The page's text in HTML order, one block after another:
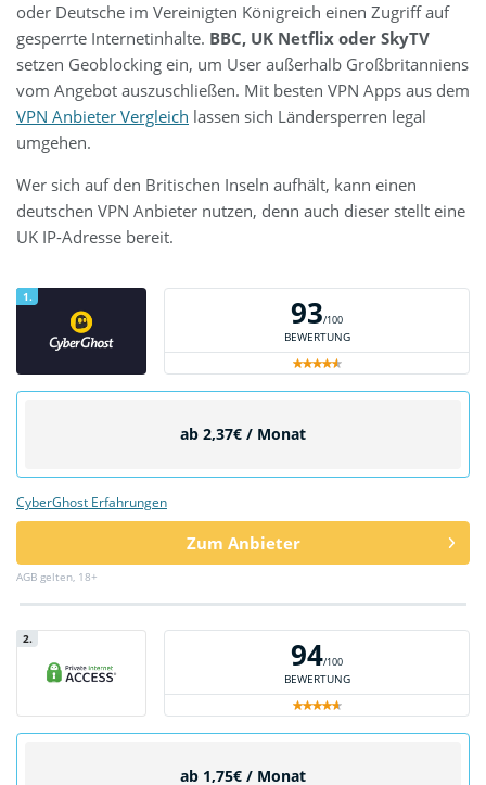
oder Deutsche im Vereinigten Königreich einen Zugriff auf
gesperrte Internetinhalte. BBC, UK Netflix oder SkyTV
setzen Geoblocking ein, um User außerhalb Großbritanniens
vom Angebot auszuschließen. Mit besten VPN Apps aus dem
VPN Anbieter Vergleich lassen sich Ländersperren legal
umgehen.
Wer sich auf den Britischen Inseln aufhält, kann einen
deutschen VPN Anbieter nutzen, denn auch dieser stellt eine
UK IP-Adresse bereit.
1. 93/100
BEWERTUNG
ab 2,37€ / Monat
CyberGhost Erfahrungen
Zum Anbieter
AGB gelten, 18+
2. 94/100
BEWERTUNG
ab 1,75€ / Monat